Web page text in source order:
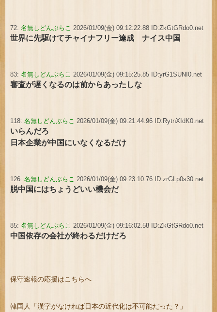
72:名無しどんぶらこ 2026/01/09(金) 09:12:22.88 ID:ZkGtGRdo0.net
世界に先駆けてチャイナフリー達成 ナイス中国
83:名無しどんぶらこ 2026/01/09(金) 09:15:25.85 ID:yrG1SUNI0.net
審査が遅くなるのは前からあったしな
118:名無しどんぶらこ 2026/01/09(金) 09:21:44.96 ID:RytnXIdK0.net
いらんだろ
日本企業が中国にいなくなるだけ
126:名無しどんぶらこ 2026/01/09(金) 09:23:10.76 ID:zrGLp0s30.net
脱中国にはちょうどいい機会だ
85:名無しどんぶらこ 2026/01/09(金) 09:16:02.58 ID:ZkGtGRdo0.net
中国依存の会社が終わるだけだろ
保守速報の応援はこちらへ
韓国人「漢字がなければ日本の近代化は不可能だった？」